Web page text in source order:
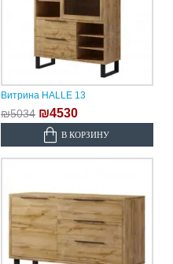
Витрина HALLE 13
₪5034 ₪4530
В КОРЗИНУ